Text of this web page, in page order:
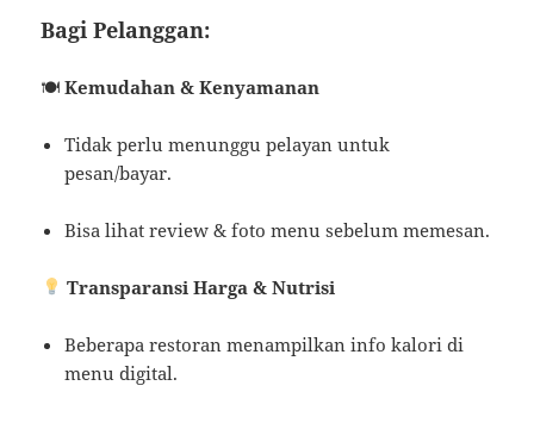
Bagi Pelanggan:
🍽Kemudahan & Kenyamanan
Tidak perlu menunggu pelayan untuk
pesan/bayar.
Bisa lihat review & foto menu sebelum memesan.
Transparansi Harga & Nutrisi
Beberapa restoran menampilkan info kalori di
menu digital.